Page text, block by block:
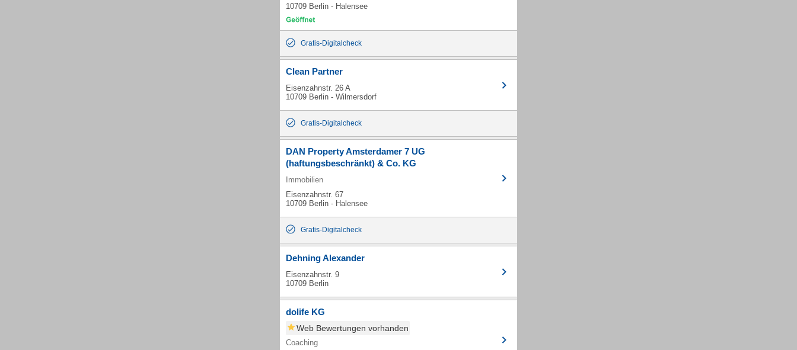
10709 Berlin - Halensee
Gratis-Digitalcheck
Clean Partner
Eisenzahnstr. 26 A
10709 Berlin - Wilmersdorf
Gratis-Digitalcheck
DAN Property Amsterdamer 7 UG
(haftungsbeschränkt) & Co. KG
Immobilien
Eisenzahnstr. 67
10709 Berlin - Halensee
Gratis-Digitalcheck
Dehning Alexander
Eisenzahnstr. 9
10709 Berlin
dolife KG
Web Bewertungen vorhanden
Coaching